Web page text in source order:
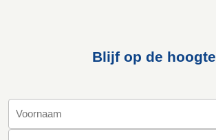
Blijf op de hoogte